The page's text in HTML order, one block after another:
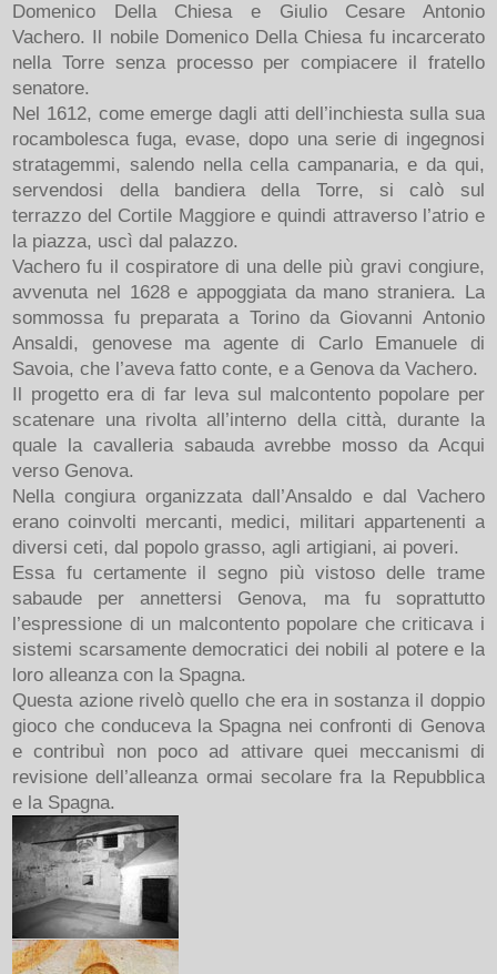
Domenico Della Chiesa e Giulio Cesare Antonio
Vachero. Il nobile Domenico Della Chiesa fu incarcerato
nella Torre senza processo per compiacere il fratello
senatore.
Nel 1612, come emerge dagli atti dell’inchiesta sulla sua
rocambolesca fuga, evase, dopo una serie di ingegnosi
stratagemmi, salendo nella cella campanaria, e da qui,
servendosi della bandiera della Torre, si calò sul
terrazzo del Cortile Maggiore e quindi attraverso l’atrio e
la piazza, uscì dal palazzo.
Vachero fu il cospiratore di una delle più gravi congiure,
avvenuta nel 1628 e appoggiata da mano straniera. La
sommossa fu preparata a Torino da Giovanni Antonio
Ansaldi, genovese ma agente di Carlo Emanuele di
Savoia, che l’aveva fatto conte, e a Genova da Vachero.
Il progetto era di far leva sul malcontento popolare per
scatenare una rivolta all’interno della città, durante la
quale la cavalleria sabauda avrebbe mosso da Acqui
verso Genova.
Nella congiura organizzata dall’Ansaldo e dal Vachero
erano coinvolti mercanti, medici, militari appartenenti a
diversi ceti, dal popolo grasso, agli artigiani, ai poveri.
Essa fu certamente il segno più vistoso delle trame
sabaude per annettersi Genova, ma fu soprattutto
l’espressione di un malcontento popolare che criticava i
sistemi scarsamente democratici dei nobili al potere e la
loro alleanza con la Spagna.
Questa azione rivelò quello che era in sostanza il doppio
gioco che conduceva la Spagna nei confronti di Genova
e contribuì non poco ad attivare quei meccanismi di
revisione dell’alleanza ormai secolare fra la Repubblica
e la Spagna.